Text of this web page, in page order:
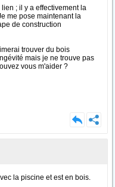
; il y a effectivement la
me pose maintenant la
de construction
trouver du bois
mais je ne trouve pas
vous m'aider ?
la piscine et est en bois.